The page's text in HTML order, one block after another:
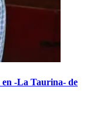
en -La Taurina- de